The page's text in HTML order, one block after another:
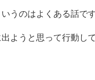
うのはよくある話です
ようと思って行動し